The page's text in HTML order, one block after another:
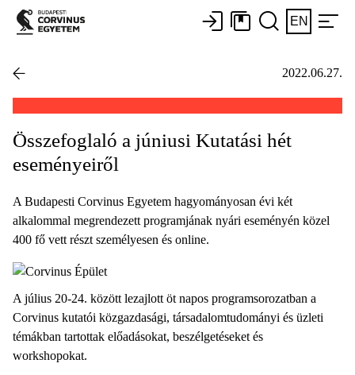
EN
2022.06.27.
Összefoglaló a júniusi Kutatási hét
eseményeiről
A Budapesti Corvinus Egyetem hagyományosan évi két
alkalommal megrendezett programjának nyári eseményén közel
400 fő vett részt személyesen és online.
A július 20-24. között lezajlott öt napos programsorozatban a
Corvinus kutatói közgazdasági, társadalomtudományi és üzleti
témákban tartottak előadásokat, beszélgetéseket és
workshopokat.